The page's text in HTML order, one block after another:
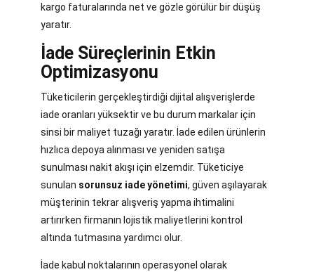
kargo faturalarında net ve gözle görülür bir düşüş
yaratır.
İade Süreçlerinin Etkin
Optimizasyonu
Tüketicilerin gerçekleştirdiği dijital alışverişlerde
iade oranları yüksektir ve bu durum markalar için
sinsi bir maliyet tuzağı yaratır. İade edilen ürünlerin
hızlıca depoya alınması ve yeniden satışa
sunulması nakit akışı için elzemdir. Tüketiciye
sunulan sorunsuz iade yönetimi, güven aşılayarak
müşterinin tekrar alışveriş yapma ihtimalini
artırırken firmanın lojistik maliyetlerini kontrol
altında tutmasına yardımcı olur.
İade kabul noktalarının operasyonel olarak